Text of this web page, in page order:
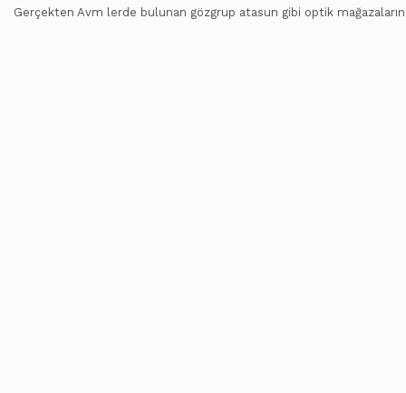
Gerçekten Avm lerde bulunan gözgrup atasun gibi optik